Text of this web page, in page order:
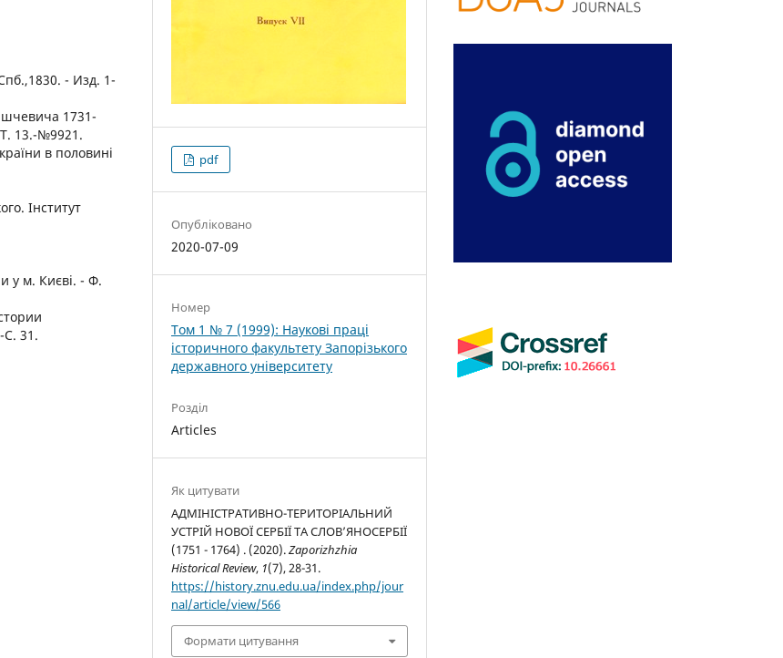
- Изд. 1-
1731-
13.-№9921.
в половині
Інститут
у м. Києві. - Ф.
С. 31.
pdf
Опубліковано
2020-07-09
Номер
Том 1 № 7 (1999): Наукові праці
історичного факультету Запорізького
державного університету
Розділ
Articles
Як цитувати
АДМІНІСТРАТИВНО-ТЕРИТОРІАЛЬНИЙ
УСТРІЙ НОВОЇ СЕРБІЇ ТА СЛОВ’ЯНОСЕРБІЇ
(1751 - 1764) . (2020).Zaporizhzhia
Historical Review, 1(7), 28-31.
https://history.znu.edu.ua/index.php/jour
nal/article/view/566
Формати цитування